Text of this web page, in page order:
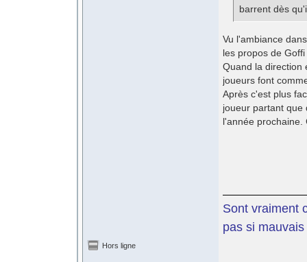
barrent dès
Vu l'ambiance
les propos de
Quand la direction
joueurs font
Après c'est plus
joueur partant que
l'année prochaine.
Sont vraiment
pas si
Hors ligne